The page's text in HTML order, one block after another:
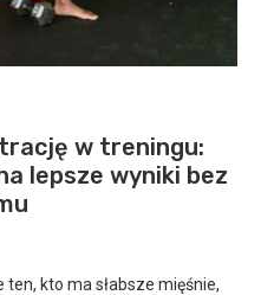
w treningu:
lepsze wyniki bez
kto ma słabsze mięśnie,